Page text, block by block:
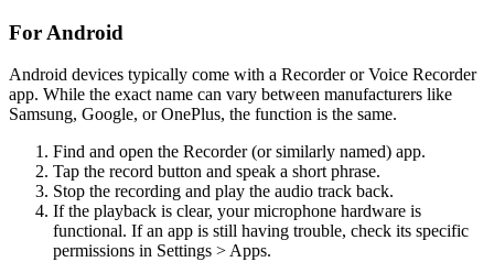
For Android
Android devices typically come with a Recorder or Voice Recorder
app. While the exact name can vary between manufacturers like
Samsung, Google, or OnePlus, the function is the same.
Find and open the Recorder (or similarly named) app.
Tap the record button and speak a short phrase.
Stop the recording and play the audio track back.
If the playback is clear, your microphone hardware is
functional. If an app is still having trouble, check its specific
permissions in Settings > Apps.